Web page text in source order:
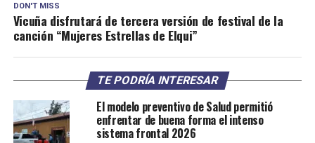
DON'T MISS
Vicuña disfrutará de tercera versión de festival de la
canción “Mujeres Estrellas de Elqui”
TE PODRÍA INTERESAR
El modelo preventivo de Salud permitió
enfrentar de buena forma el intenso
sistema frontal 2026